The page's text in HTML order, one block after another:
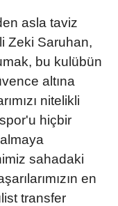
asla taviz
Zeki Saruhan,
bu kulübün
altına
nitelikli
hiçbir
sahadaki
en
transfer